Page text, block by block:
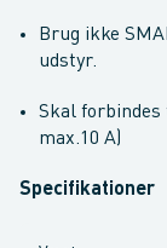
Brug ikke
udstyr.
Skal
max.10 A)
Specifikationer